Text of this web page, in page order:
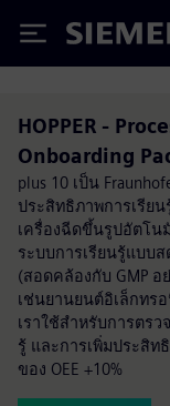
Siemens
HOPPER -
Onboarding
plus 10 เป็น
ประสิทธิภาพการเรีย
เครื่องฉีดขึ้นรูปอัตโน
ระบบการเรียนรู้แบบ
(สอดคล้องกับ GMP
เช่นยานยนต์อิเล็กทร
เราใช้สำหรับการตร
รู้ และการเพิ่มประสิ
ของ OEE +10%